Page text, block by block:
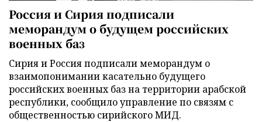
Россия и Сирия подписали
меморандум о будущем российских
военных баз
Сирия и Россия подписали меморандум о
взаимопонимании касательно будущего
российских военных баз на территории арабской
республики, сообщило управление по связям с
общественностью сирийского МИД.